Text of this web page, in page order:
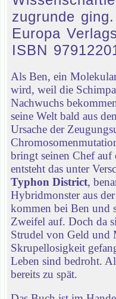
zugrunde ging.
Europa
ISBN
Als Ben, ein
wird, weil die
Nachwuchs
seine Welt bald aus
Ursache der
bringt seinen Chef auf
entsteht das unter
Typhon District,
Hybridmonster aus
kommen bei Ben und
Zweifel auf. Doch da
Strudel von Geld und
Skrupellosigkeit
Leben sind bedroht.
bereits zu spät.